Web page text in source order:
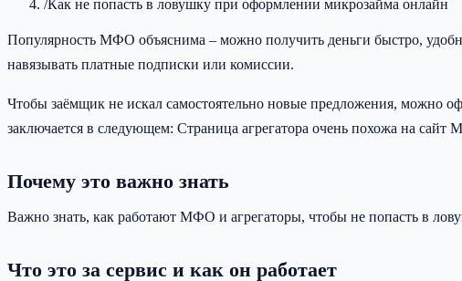
/Как не попасть в ловушку при оформлении микрозайма онлайн
Популярность МФО объяснима – можно получить деньги быстро,
навязывать платные подписки или комиссии.
Чтобы заёмщик не искал самостоятельно новые предложения, можно
заключается в следующем: Страница агрегатора очень похожа на
Почему это важно знать
Важно знать, как работают МФО и агрегаторы, чтобы не попасть в
Что это за сервис и как он работает